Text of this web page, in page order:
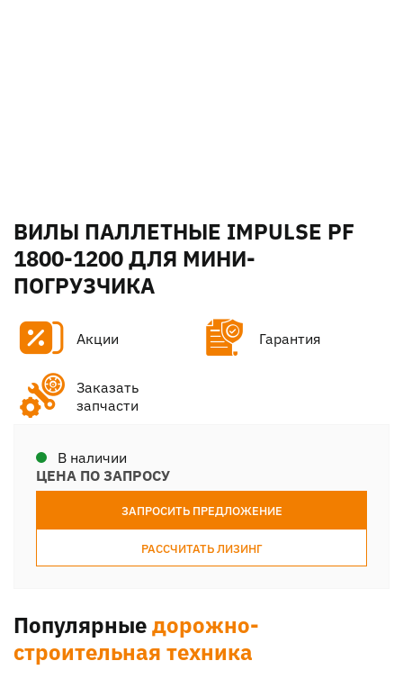
ВИЛЫ ПАЛЛЕТНЫЕ IMPULSE PF
1800-1200 ДЛЯ МИНИ-
ПОГРУЗЧИКА
Акции Гарантия
Заказать
запчасти
В наличии
ЦЕНА ПО ЗАПРОСУ
ЗАПРОСИТЬ ПРЕДЛОЖЕНИЕ
РАССЧИТАТЬ ЛИЗИНГ
Популярныедорожно-
строительная техника